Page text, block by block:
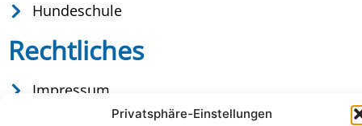
Privatsphäre-Einstellungen
Hundeschule
Rechtliches
Impressum
Datenschutz